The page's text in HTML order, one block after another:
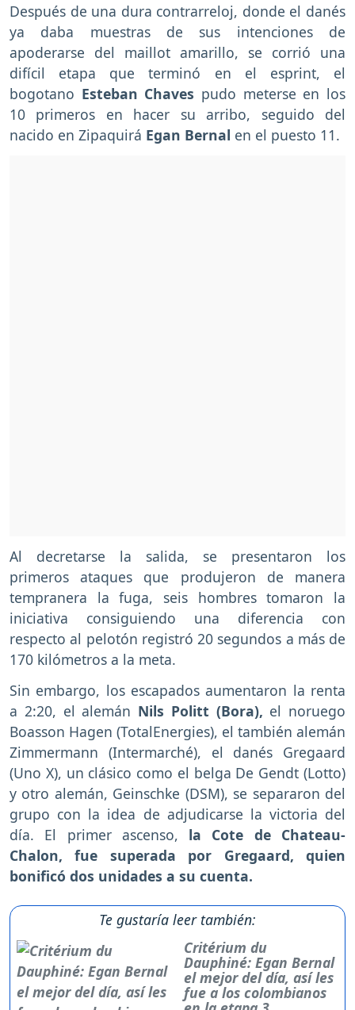
Después de una dura contrarreloj, donde el danés
ya daba muestras de sus intenciones de
apoderarse del maillot amarillo, se corrió una
difícil etapa que terminó en el esprint, el
bogotano Esteban Chaves pudo meterse en los
10 primeros en hacer su arribo, seguido del
nacido en Zipaquirá Egan Bernal en el puesto 11.
Al decretarse la salida, se presentaron los
primeros ataques que produjeron de manera
tempranera la fuga, seis hombres tomaron la
iniciativa consiguiendo una diferencia con
respecto al pelotón registró 20 segundos a más de
170 kilómetros a la meta.
Sin embargo, los escapados aumentaron la renta
a 2:20, el alemán Nils Politt (Bora), el noruego
Boasson Hagen (TotalEnergies), el también alemán
Zimmermann (Intermarché), el danés Gregaard
(Uno X), un clásico como el belga De Gendt (Lotto)
y otro alemán, Geinschke (DSM), se separaron del
grupo con la idea de adjudicarse la victoria del
día. El primer ascenso, la Cote de Chateau-
Chalon, fue superada por Gregaard, quien
bonificó dos unidades a su cuenta.
Te gustaría leer también:
Critérium du
Dauphiné: Egan Bernal
el mejor del día, así les
fue a los colombianos